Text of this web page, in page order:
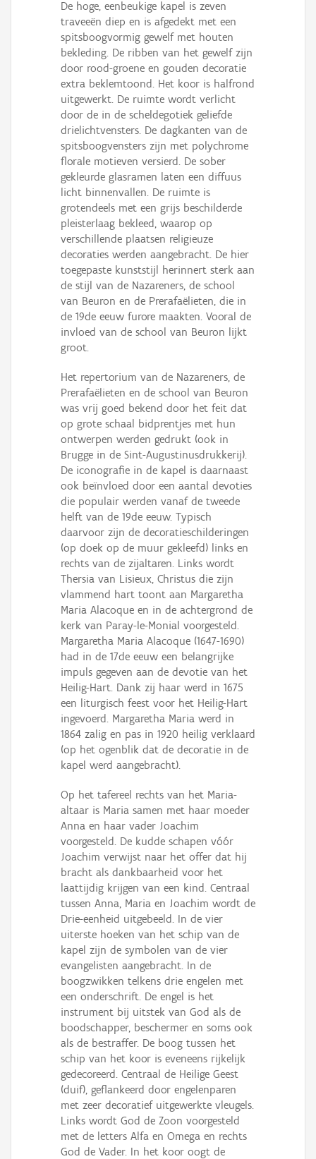
De hoge, eenbeukige kapel is zeven
traveeën diep en is afgedekt met een
spitsboogvormig gewelf met houten
bekleding. De ribben van het gewelf zijn
door rood-groene en gouden decoratie
extra beklemtoond. Het koor is halfrond
uitgewerkt. De ruimte wordt verlicht
door de in de scheldegotiek geliefde
drielichtvensters. De dagkanten van de
spitsboogvensters zijn met polychrome
florale motieven versierd. De sober
gekleurde glasramen laten een diffuus
licht binnenvallen. De ruimte is
grotendeels met een grijs beschilderde
pleisterlaag bekleed, waarop op
verschillende plaatsen religieuze
decoraties werden aangebracht. De hier
toegepaste kunststijl herinnert sterk aan
de stijl van de Nazareners, de school
van Beuron en de Prerafaëlieten, die in
de 19de eeuw furore maakten. Vooral de
invloed van de school van Beuron lijkt
groot.
Het repertorium van de Nazareners, de
Prerafaëlieten en de school van Beuron
was vrij goed bekend door het feit dat
op grote schaal bidprentjes met hun
ontwerpen werden gedrukt (ook in
Brugge in de Sint-Augustinusdrukkerij).
De iconografie in de kapel is daarnaast
ook beïnvloed door een aantal devoties
die populair werden vanaf de tweede
helft van de 19de eeuw. Typisch
daarvoor zijn de decoratieschilderingen
(op doek op de muur gekleefd) links en
rechts van de zijaltaren. Links wordt
Thersia van Lisieux, Christus die zijn
vlammend hart toont aan Margaretha
Maria Alacoque en in de achtergrond de
kerk van Paray-le-Monial voorgesteld.
Margaretha Maria Alacoque (1647-1690)
had in de 17de eeuw een belangrijke
impuls gegeven aan de devotie van het
Heilig-Hart. Dank zij haar werd in 1675
een liturgisch feest voor het Heilig-Hart
ingevoerd. Margaretha Maria werd in
1864 zalig en pas in 1920 heilig verklaard
(op het ogenblik dat de decoratie in de
kapel werd aangebracht).
Op het tafereel rechts van het Maria-
altaar is Maria samen met haar moeder
Anna en haar vader Joachim
voorgesteld. De kudde schapen vóór
Joachim verwijst naar het offer dat hij
bracht als dankbaarheid voor het
laattijdig krijgen van een kind. Centraal
tussen Anna, Maria en Joachim wordt de
Drie-eenheid uitgebeeld. In de vier
uiterste hoeken van het schip van de
kapel zijn de symbolen van de vier
evangelisten aangebracht. In de
boogzwikken telkens drie engelen met
een onderschrift. De engel is het
instrument bij uitstek van God als de
boodschapper, beschermer en soms ook
als de bestraffer. De boog tussen het
schip van het koor is eveneens rijkelijk
gedecoreerd. Centraal de Heilige Geest
(duif), geflankeerd door engelenparen
met zeer decoratief uitgewerkte vleugels.
Links wordt God de Zoon voorgesteld
met de letters Alfa en Omega en rechts
God de Vader. In het koor oogt de